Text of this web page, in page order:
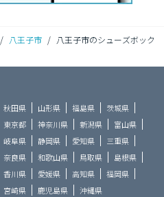
/ 八王子市 / 八王子市のシューズボック
秋田県 山形県 福島県
茨城県
東京都 神奈川県 新潟県
富山県
岐阜県 静岡県 愛知県
三重県
奈良県 和歌山県 鳥取県
島根県
香川県 愛媛県 高知県
福岡県
宮崎県 鹿児島県 沖縄県